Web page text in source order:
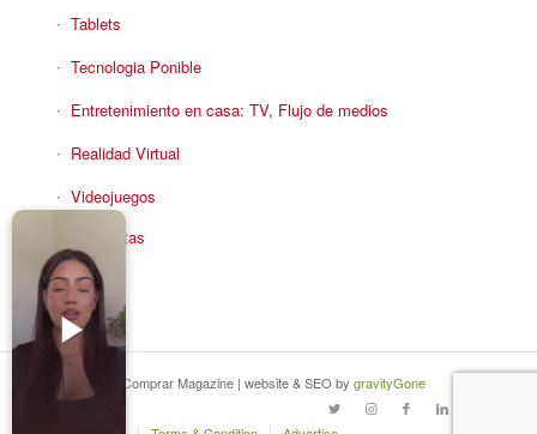
Tablets
Tecnologia Ponible
Entretenimiento en casa: TV, Flujo de medios
Realidad Virtual
Videojuegos
Reciba Ofertas
© Copyright - Comprar Magazine | website & SEO by gravityGone